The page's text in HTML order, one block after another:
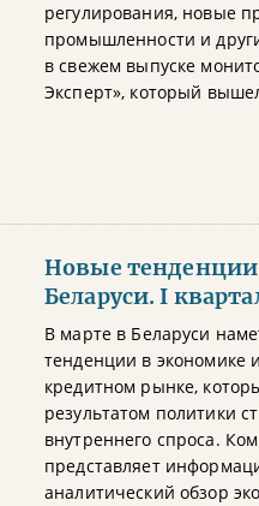
регулирования, новые
промышленности и
в свежем выпуске
Эксперт», который
Новые
Беларуси. I
В марте в Беларуси
тенденции в экономике
кредитном рынке,
результатом политики
внутреннего спроса.
представляет
аналитический обзор